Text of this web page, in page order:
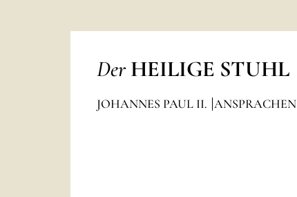
Der HEILIGE STUHL
JOHANNES PAUL II. ANSPRACHEN